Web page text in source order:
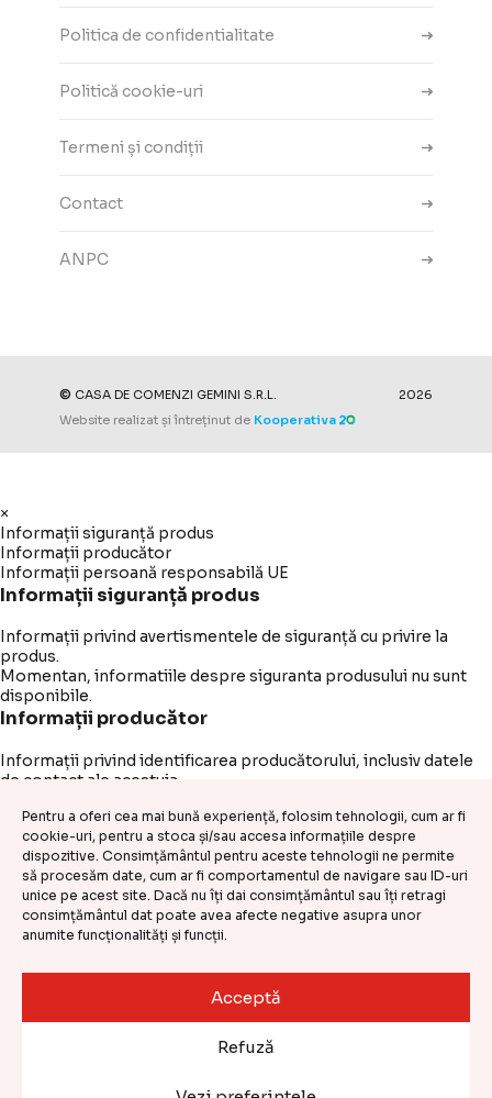
Pentru a oferi cea mai bună experiență, folosim tehnologii, cum ar fi
cookie-uri, pentru a stoca și/sau accesa informațiile despre
dispozitive. Consimțământul pentru aceste tehnologii ne permite
să procesăm date, cum ar fi comportamentul de navigare sau ID-uri
unice pe acest site. Dacă nu îți dai consimțământul sau îți retragi
consimțământul dat poate avea afecte negative asupra unor
anumite funcționalități și funcții.
Acceptă
Refuză
Politica de confidentialitate
Politică cookie-uri
Termeni și condiții
Contact
ANPC
© CASA DE COMENZI GEMINI S.R.L.
2026
Website realizat și întreținut de Kooperativa
×
Informații siguranță produs
Informații producător
Informații persoană responsabilă UE
Informații siguranță produs
Informații privind avertismentele de siguranță cu privire la
produs.
Momentan, informatiile despre siguranta produsului nu sunt
disponibile.
Informații producător
Informații privind identificarea producătorului, inclusiv datele
de contact ale acestuia.
Email:-
Adresă:-
Informații persoană responsabilă UE
responsabil pentru conformitatea produsului, inclusiv datele
Denumire:-